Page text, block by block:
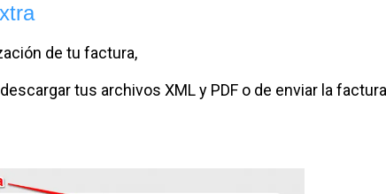
de tu factura,
tus archivos XML y PDF o de enviar la